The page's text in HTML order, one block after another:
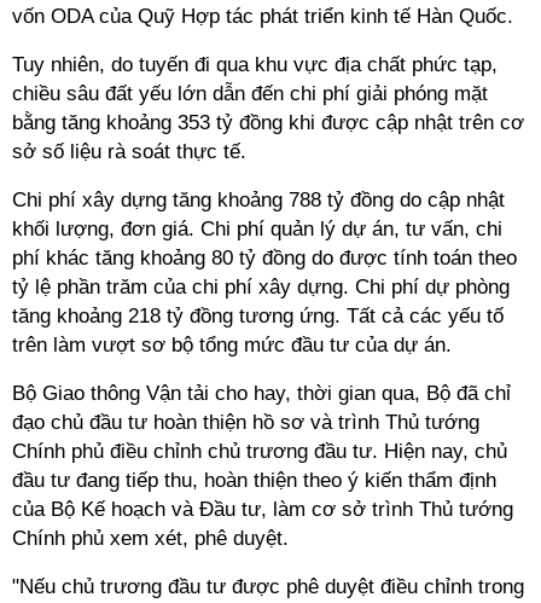
vốn ODA của Quỹ Hợp tác phát triển kinh tế Hàn Quốc.
Tuy nhiên, do tuyến đi qua khu vực địa chất phức tạp,
chiều sâu đất yếu lớn dẫn đến chi phí giải phóng mặt
bằng tăng khoảng 353 tỷ đồng khi được cập nhật trên cơ
sở số liệu rà soát thực tế.
Chi phí xây dựng tăng khoảng 788 tỷ đồng do cập nhật
khối lượng, đơn giá. Chi phí quản lý dự án, tư vấn, chi
phí khác tăng khoảng 80 tỷ đồng do được tính toán theo
tỷ lệ phần trăm của chi phí xây dựng. Chi phí dự phòng
tăng khoảng 218 tỷ đồng tương ứng. Tất cả các yếu tố
trên làm vượt sơ bộ tổng mức đầu tư của dự án.
Bộ Giao thông Vận tải cho hay, thời gian qua, Bộ đã chỉ
đạo chủ đầu tư hoàn thiện hồ sơ và trình Thủ tướng
Chính phủ điều chỉnh chủ trương đầu tư. Hiện nay, chủ
đầu tư đang tiếp thu, hoàn thiện theo ý kiến thẩm định
của Bộ Kế hoạch và Đầu tư, làm cơ sở trình Thủ tướng
Chính phủ xem xét, phê duyệt.
"Nếu chủ trương đầu tư được phê duyệt điều chỉnh trong